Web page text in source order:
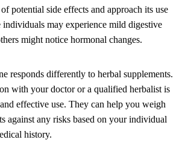
potential side effects and approach its use
may experience mild digestive
might notice hormonal changes.
responds differently to herbal supplements.
with your doctor or a qualified herbalist is
effective use. They can help you weigh
against any risks based on your individual
history.